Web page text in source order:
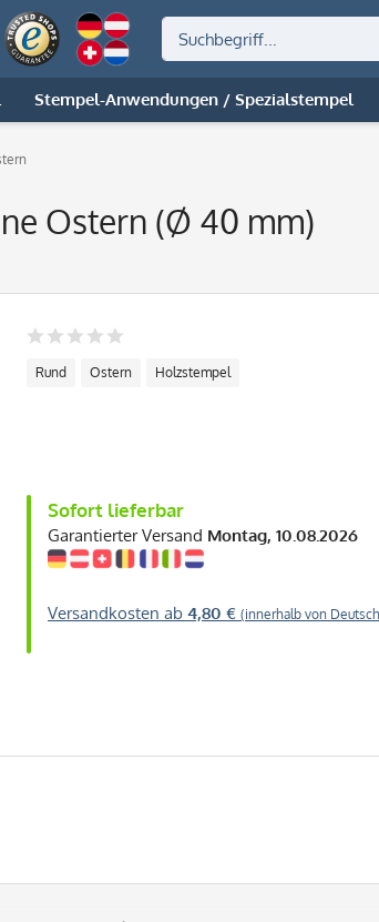
Stempel-Anwendungen / Spezialstempel
Ostern (Ø 40 mm)
Rund Ostern Holzstempel
Sofort lieferbar
Garantierter Versand Montag, 10.08.2026
Versandkosten ab 4,80 € (innerhalb von